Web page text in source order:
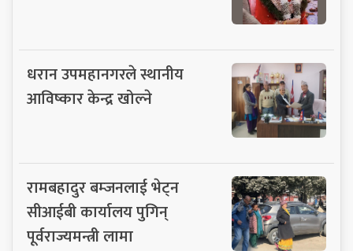
धरान उपमहानगरले स्थानीय
आविष्कार केन्द्र खोल्ने
रामबहादुर बम्जनलाई भेट्न
सीआईबी कार्यालय पुगिन्
पूर्वराज्यमन्त्री लामा